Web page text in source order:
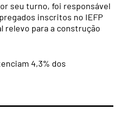
seu turno, foi responsável
inscritos no IEFP
relevo para a construção
4,3% dos